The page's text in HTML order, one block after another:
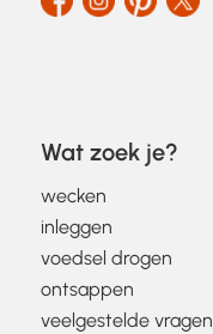
Wat zoek je?
wecken
inleggen
voedsel drogen
ontsappen
veelgestelde vragen